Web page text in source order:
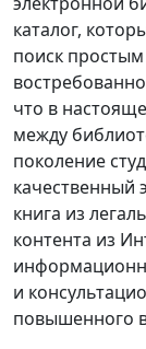
каталог,
поиск
что в
между
поколение
качественный
книга из
контента из
и
повышенного